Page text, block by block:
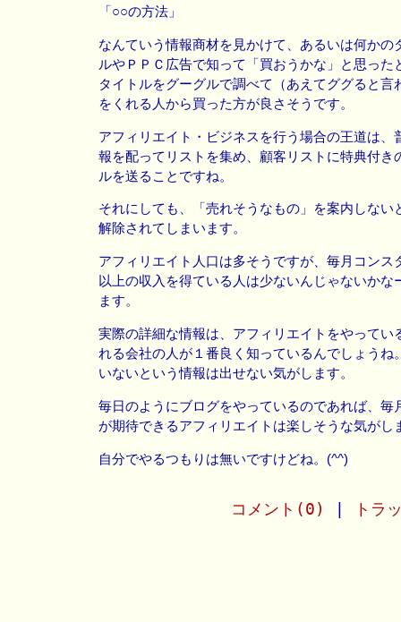
「○○の方法」
なんていう情報商材を見かけて、あるいは何かの
ルやＰＰＣ広告で知って「買おうかな」と思った
タイトルをグーグルで調べて（あえてググると言
をくれる人から買った方が良さそうです。
アフィリエイト・ビジネスを行う場合の王道は、
報を配ってリストを集め、顧客リストに特典付き
ルを送ることですね。
それにしても、「売れそうなもの」を案内しない
解除されてしまいます。
アフィリエイト人口は多そうですが、毎月コンス
以上の収入を得ている人は少ないんじゃないかな
ます。
実際の詳細な情報は、アフィリエイトをやってい
れる会社の人が１番良く知っているんでしょうね
いないという情報は出せない気がします。
毎日のようにブログをやっているのであれば、毎
が期待できるアフィリエイトは楽しそうな気がし
自分でやるつもりは無いですけどね。(^^)
コメント(0) トラ